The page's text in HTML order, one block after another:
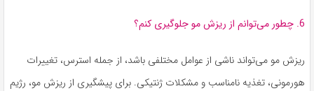
6. چطور می‌توانم از ریزش مو جلوگیری کنم؟
ریزش مو می‌تواند ناشی از عوامل مختلفی باشد، از جمله استرس، تغییرات
هورمونی، تغذیه نامناسب و مشکلات ژنتیکی. برای پیشگیری از ریزش مو، رژیم